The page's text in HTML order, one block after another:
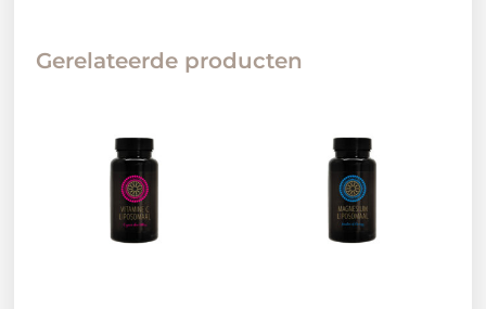
Gerelateerde producten